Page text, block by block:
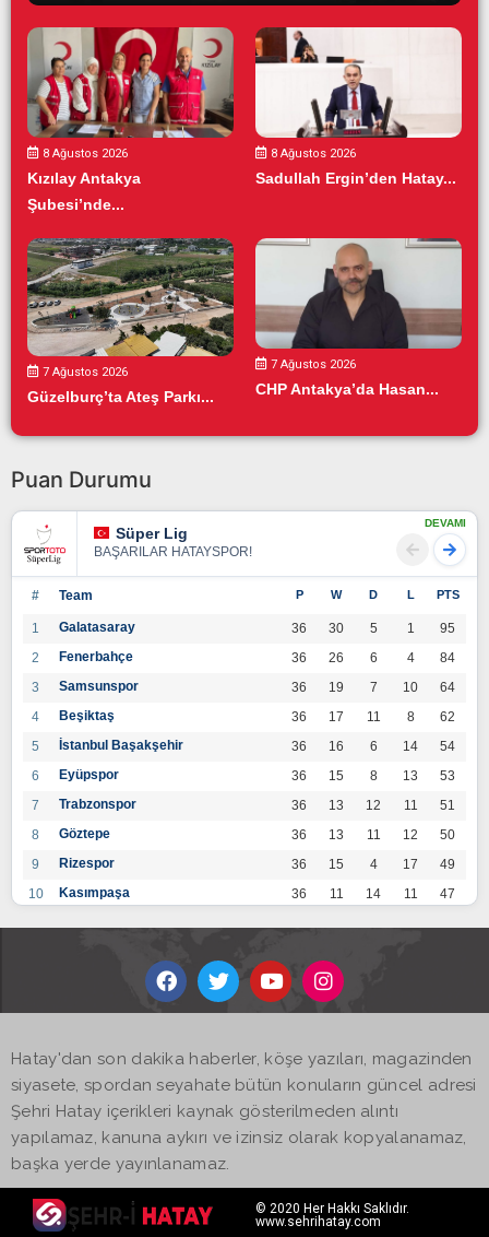
8 Ağustos 2026
Kızılay Antakya
Şubesi’nde...
8 Ağustos 2026
Sadullah Ergin’den Hatay...
7 Ağustos 2026
Güzelburç’ta Ateş Parkı...
7 Ağustos 2026
CHP Antakya’da Hasan...
Puan Durumu
Süper Lig
BAŞARILAR HATAYSPOR!
DEVAMI
# Team P W D L PTS
1 Galatasaray 36 30 5 1
95
2
Fenerbahçe 36 26 6 4
84
3
Samsunspor 36 19 7 10
64
4
Beşiktaş 36 17 11 8
62
5
İstanbul Başakşehir 36 16 6 14
54
6
Eyüpspor 36 15 8 13
53
7
Trabzonspor 36 13 12 11
51
8
Göztepe 36 13 11 12
50
9
Rizespor 36 15 4 17
49
10
Kasımpaşa 36 11 14 11
47
36 12
14
Kayserispor 36 11 12 13
45
BB Bodrumspor 17
Sivasspor
Hatayspor 36
19
Adana Demirspor
Hatay'dan son dakika haberler, köşe yazıları, magazinden
siyasete, spordan seyahate bütün konuların güncel adresi
Şehri Hatay içerikleri kaynak gösterilmeden alıntı
yapılamaz, kanuna aykırı ve izinsiz olarak kopyalanamaz,
başka yerde yayınlanamaz.
© 2020 Her Hakkı Saklıdır.
www.sehrihatay.com